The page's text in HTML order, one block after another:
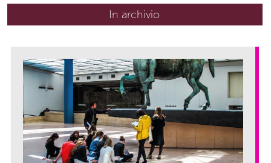
In archivio